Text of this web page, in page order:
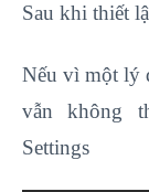
Sau khi thiết
Nếu vì một lý
vẫn không
Settings